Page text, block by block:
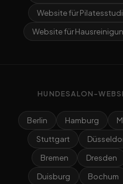
Website für
Website für
HUNDESALON-
Berlin Hamburg
Stuttgart
Bremen
Dresden
Duisburg
Bochum